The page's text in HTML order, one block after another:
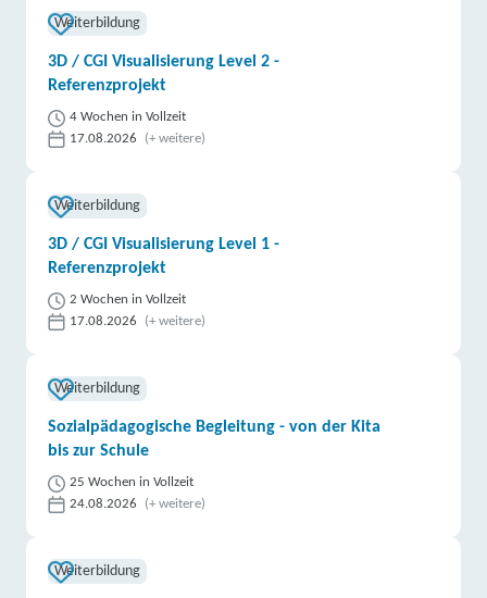
Weiterbildung
3D / CGI Visualisierung Level 2 -
Referenzprojekt
4 Wochen in Vollzeit
17.08.2026
(+ weitere)
Weiterbildung
3D / CGI Visualisierung Level 1 -
Referenzprojekt
2 Wochen in Vollzeit
17.08.2026
(+ weitere)
Weiterbildung
Sozialpädagogische Begleitung - von der Kita
bis zur Schule
25 Wochen in Vollzeit
24.08.2026
(+ weitere)
Weiterbildung